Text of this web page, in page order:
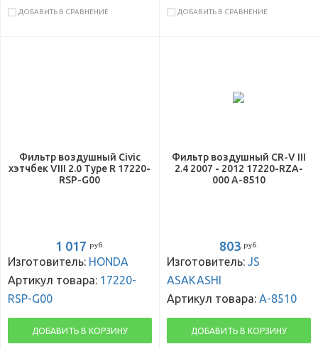
ДОБАВИТЬ В СРАВНЕНИЕ ДОБАВИТЬ В СРАВНЕНИЕ
Фильтр воздушный Civic
хэтчбек VIII 2.0 Type R 17220-
RSP-G00
1 017 руб.
Изготовитель: HONDA
Артикул товара: 17220-
RSP-G00
ДОБАВИТЬ В КОРЗИНУ
Фильтр воздушный CR-V III
2.4 2007 - 2012 17220-RZA-
000 A-8510
803 руб.
Изготовитель: JS
ASAKASHI
Артикул товара: A-8510
ДОБАВИТЬ В КОРЗИНУ